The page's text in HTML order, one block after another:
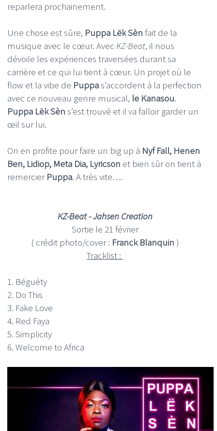
reparlera prochainement.
Une chose est sûre, Puppa Lëk Sèn fait de la
musique avec le cœur. Avec KZ-Beat, il nous
dévoile les expériences traversées durant sa
carrière et ce qui lui tient à cœur. Un projet où le
flow et la vibe de Puppas’accordent à la perfection
avec ce nouveau genre musical, le Kanasou.
Puppa Lëk Sèn s’est trouvé et il va falloir garder un
œil sur lui.
On en profite pour faire un big up à Nyf Fall, Henen
Ben, Lidiop, Meta Dia, Lyricson et bien sûr on tient à
remercier Puppa. A très vite….
KZ-Beat - Jahsen Creation
Sortie le 21 février
( crédit photo/cover : Franck Blanquin )
Tracklist :
1. Béguéty
2. Do This
3. Fake Love
4. Red Faya
5. Simplicity
6. Welcome to Africa